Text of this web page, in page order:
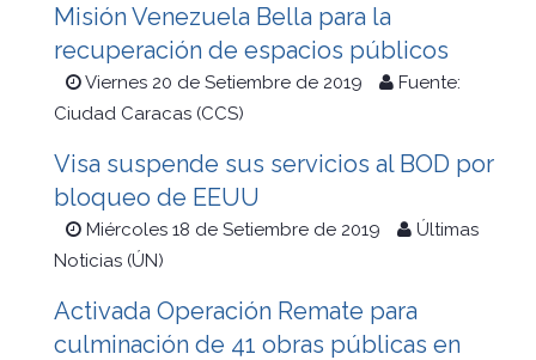
Misión Venezuela Bella para la
recuperación de espacios públicos
Viernes 20 de Setiembre de 2019
Fuente:
Ciudad Caracas (CCS)
Visa suspende sus servicios al BOD por
bloqueo de EEUU
Miércoles 18 de Setiembre de 2019
Últimas
Noticias (ÚN)
Activada Operación Remate para
culminación de 41 obras públicas en